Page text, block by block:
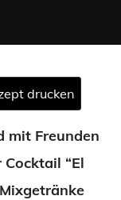
drucken
mit Freunden
“El